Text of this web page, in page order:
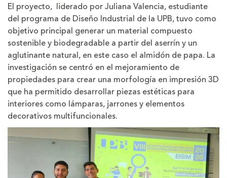
El proyecto, liderado por Juliana Valencia, estudiante
del programa de Diseño Industrial de la UPB, tuvo como
objetivo principal generar un material compuesto
sostenible y biodegradable a partir del aserrín y un
aglutinante natural, en este caso el almidón de papa. La
investigación se centró en el mejoramiento de
propiedades para crear una morfología en impresión 3D
que ha permitido desarrollar piezas estéticas para
interiores como lámparas, jarrones y elementos
decorativos multifuncionales.